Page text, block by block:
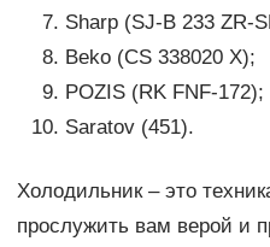
Sharp (SJ-B 233 ZR-
Beko (CS 338020 X);
POZIS (RK FNF-172);
Saratov (451).
Холодильник – это
прослужить вам верой и